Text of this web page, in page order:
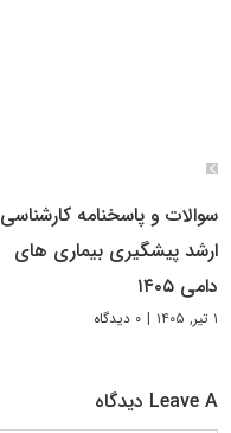
سوالات و پاسخنامه کارشناسی
ارشد پیشگیری بیماری های
دامی ۱۴۰۵
۱ تیر, ۱۴۰۵ | ۰ دیدگاه
Leave A دیدگاه